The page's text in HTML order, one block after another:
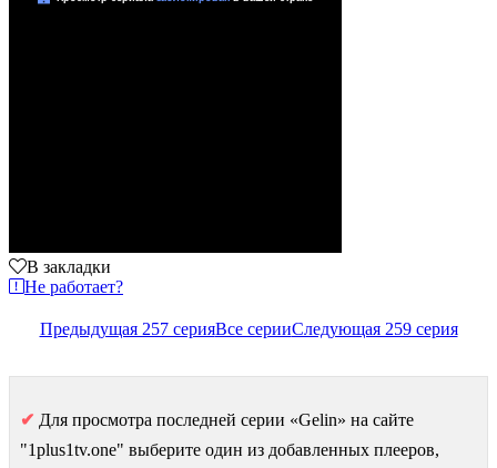
В закладки
Не работает?
Предыдущая 257 серияВсе серииСледующая 259 серия
✔ Для просмотра последней серии «Gelin» на сайте
"1plus1tv.one" выберите один из добавленных плееров,